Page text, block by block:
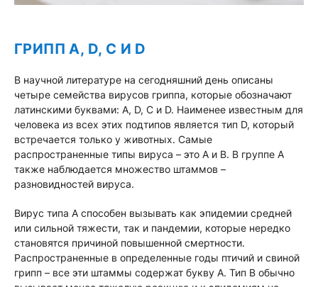
ГРИПП А, D, C И D
В научной литературе на сегодняшний день описаны
четыре семейства вирусов гриппа, которые обозначают
латинскими буквами: А, D, C и D. Наименее известным для
человека из всех этих подтипов является тип D, который
встречается только у животных. Самые
распространенные типы вируса – это А и B. В группе А
также наблюдается множество штаммов –
разновидностей вируса.
Вирус типа А способен вызывать как эпидемии средней
или сильной тяжести, так и пандемии, которые нередко
становятся причиной повышенной смертности.
Распространенные в определенные годы птичий и свиной
грипп – все эти штаммы содержат букву А. Тип В обычно